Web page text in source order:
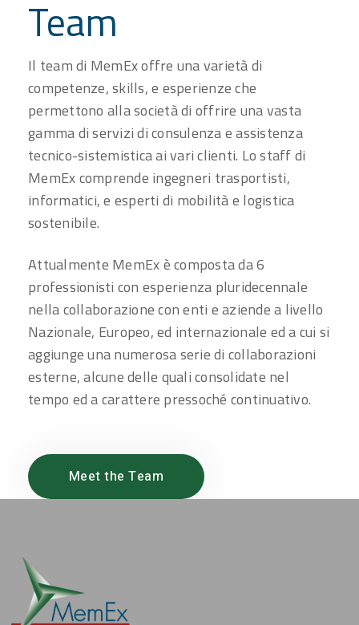
Team
Il team di MemEx offre una varietà di
competenze, skills, e esperienze che
permettono alla società di offrire una vasta
gamma di servizi di consulenza e assistenza
tecnico-sistemistica ai vari clienti. Lo staff di
MemEx comprende ingegneri trasportisti,
informatici, e esperti di mobilità e logistica
sostenibile.
Attualmente MemEx è composta da 6
professionisti con esperienza pluridecennale
nella collaborazione con enti e aziende a livello
Nazionale, Europeo, ed internazionale ed a cui si
aggiunge una numerosa serie di collaborazioni
esterne, alcune delle quali consolidate nel
tempo ed a carattere pressoché continuativo.
Meet the Team